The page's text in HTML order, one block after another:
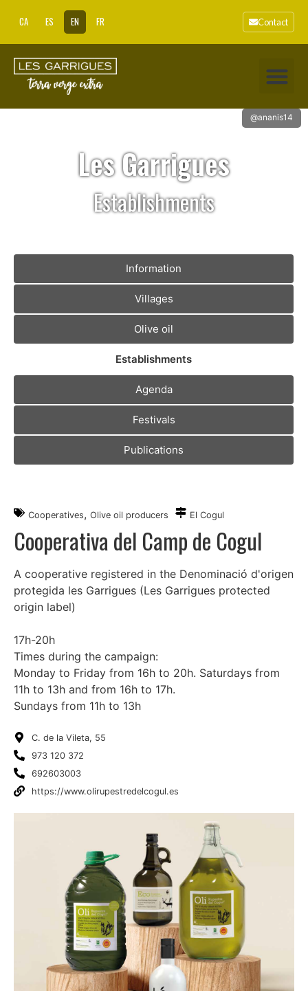
CA ES EN FR Contact
@ananis14
Les Garrigues
Establishments
Information
Villages
Olive oil
Establishments
Agenda
Festivals
Publications
Cooperatives, Olive oil producers El Cogul
Cooperativa del Camp de Cogul
A cooperative registered in the Denominació d'origen
protegida les Garrigues (Les Garrigues protected
origin label)
17h-20h
Times during the campaign:
Monday to Friday from 16h to 20h. Saturdays from
11h to 13h and from 16h to 17h.
Sundays from 11h to 13h
C. de la Vileta, 55
973 120 372
692603003
https://www.olirupestredelcogul.es